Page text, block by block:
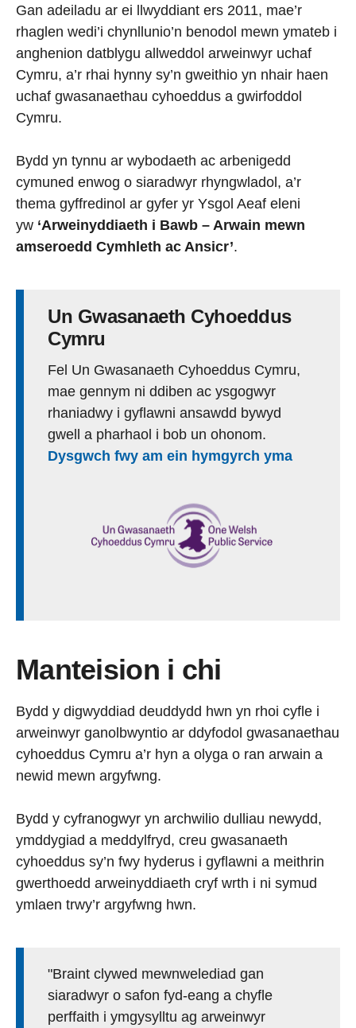
Gan adeiladu ar ei llwyddiant ers 2011, mae’r
rhaglen wedi’i chynllunio’n benodol mewn ymateb i
anghenion datblygu allweddol arweinwyr uchaf
Cymru, a’r rhai hynny sy’n gweithio yn nhair haen
uchaf gwasanaethau cyhoeddus a gwirfoddol
Cymru.
Bydd yn tynnu ar wybodaeth ac arbenigedd
cymuned enwog o siaradwyr rhyngwladol, a’r
thema gyffredinol ar gyfer yr Ysgol Aeaf eleni
yw ‘Arweinyddiaeth i Bawb – Arwain mewn
amseroedd Cymhleth ac Ansicr’.
Un Gwasanaeth Cyhoeddus
Cymru
Fel Un Gwasanaeth Cyhoeddus Cymru,
mae gennym ni ddiben ac ysgogwyr
rhaniadwy i gyflawni ansawdd bywyd
gwell a pharhaol i bob un ohonom.
Dysgwch fwy am ein hymgyrch yma
Manteision i chi
Bydd y digwyddiad deuddydd hwn yn rhoi cyfle i
arweinwyr ganolbwyntio ar ddyfodol gwasanaethau
cyhoeddus Cymru a’r hyn a olyga o ran arwain a
newid mewn argyfwng.
Bydd y cyfranogwyr yn archwilio dulliau newydd,
ymddygiad a meddylfryd, creu gwasanaeth
cyhoeddus sy’n fwy hyderus i gyflawni a meithrin
gwerthoedd arweinyddiaeth cryf wrth i ni symud
ymlaen trwy’r argyfwng hwn.
"Braint clywed mewnwelediad gan
siaradwyr o safon fyd-eang a chyfle
perffaith i ymgysylltu ag arweinwyr